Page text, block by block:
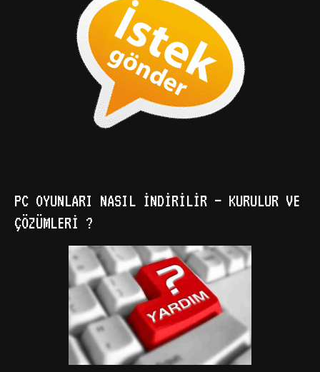
PC OYUNLARI NASIL İNDIRILIR – KURULUR VE
ÇÖZÜMLERI ?